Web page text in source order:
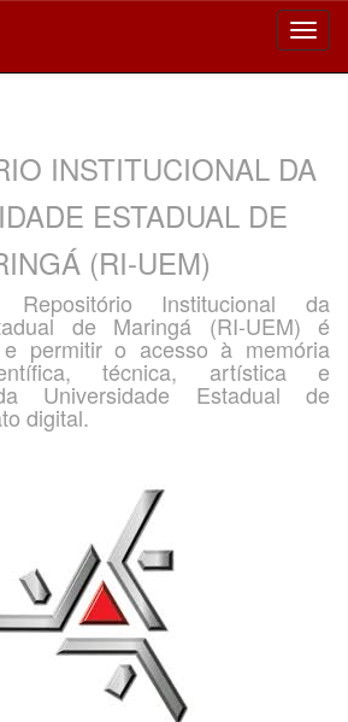
INSTITUCIONAL DA
ESTADUAL DE
(RI-UEM)
Institucional da
de Maringá (RI-UEM) é
permitir o acesso à memória
técnica, artística e
Universidade Estadual de
digital.